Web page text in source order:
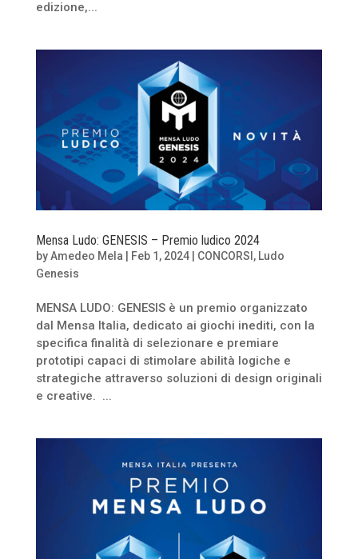
edizione,...
Mensa Ludo: GENESIS – Premio ludico 2024
byAmedeo Mela Feb 1, 2024| CONCORSI , Ludo
Genesis
MENSA LUDO: GENESIS è un premio organizzato
dal Mensa Italia, dedicato ai giochi inediti, con la
specifica finalità di selezionare e premiare
prototipi capaci di stimolare abilità logiche e
strategiche attraverso soluzioni di design originali
e creative. ...